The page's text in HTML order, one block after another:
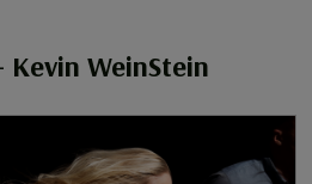
Kevin WeinStein